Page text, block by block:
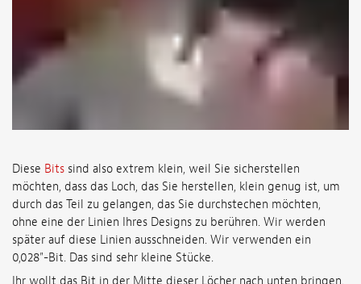
Diese Bits sind also extrem klein, weil Sie sicherstellen
möchten, dass das Loch, das Sie herstellen, klein genug ist, um
durch das Teil zu gelangen, das Sie durchstechen möchten,
ohne eine der Linien Ihres Designs zu berühren. Wir werden
später auf diese Linien ausschneiden. Wir verwenden ein
0,028"-Bit. Das sind sehr kleine Stücke.